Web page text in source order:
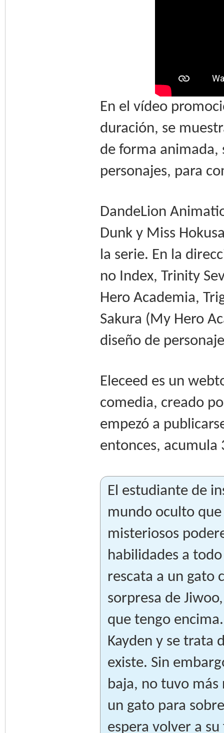
En el vídeo
duración, se
de forma animada,
personajes, para
DandeLion
Dunk y Miss
la serie. En la
no Index, Trinity
Hero Academia,
‌Sakura (My Hero
diseño de
Eleceed es un
comedia, creado
empezó a
entonces, acumula
El estudiante de
mundo oculto
misteriosos
habilidades a
rescata a un gato
sorpresa de
que tengo
Kayden y se trata
existe. Sin
baja, no tuvo
un gato para
espera volver a